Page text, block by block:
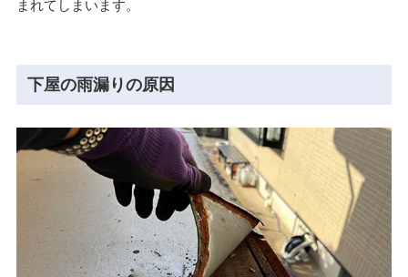
まれてしまいます。
下屋の雨漏りの原因